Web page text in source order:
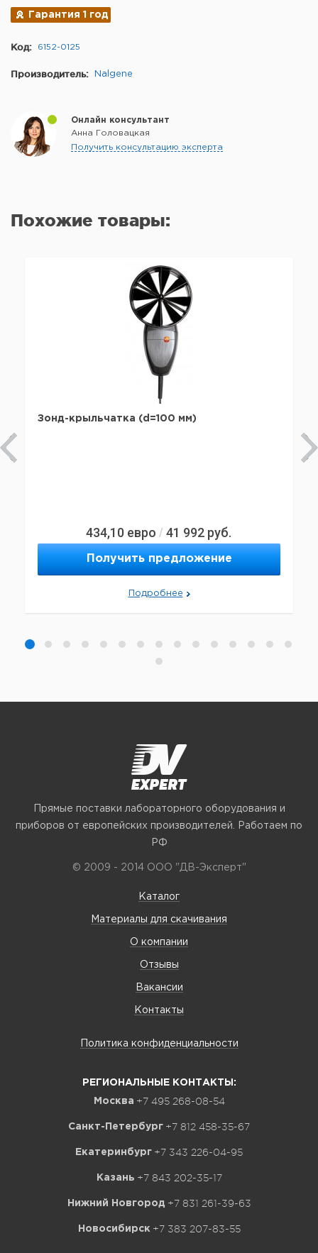
Гарантия 1 год
Код: 6152-0125
Производитель: Nalgene
Онлайн консультант
Анна Головацкая
Получить консультацию эксперта
Похожие товары:
Зонд-крыльчатка (d=100 мм)
434,10 евро / 41 992 руб.
Получить предложение
Подробнее
Прямые поставки лабораторного оборудования и
приборов от европейских производителей. Работаем по
РФ
© 2009 - 2014 ООО "ДВ-Эксперт"
Каталог
Материалы для скачивания
О компании
Отзывы
Вакансии
Контакты
Политика конфиденциальности
РЕГИОНАЛЬНЫЕ КОНТАКТЫ:
Москва +7 495 268-08-54
Санкт-Петербург +7 812 458-35-67
Екатеринбург +7 343 226-04-95
Казань +7 843 202-35-17
Нижний Новгород +7 831 261-39-63
Новосибирск +7 383 207-83-55